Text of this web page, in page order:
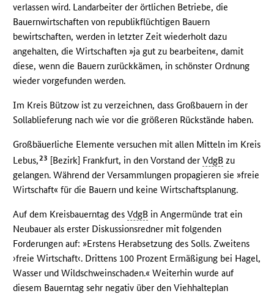
verlassen wird. Landarbeiter der örtlichen Betriebe, die
Bauernwirtschaften von republikflüchtigen Bauern
bewirtschaften, werden in letzter Zeit wiederholt dazu
angehalten, die Wirtschaften »ja gut zu bearbeiten«, damit
diese, wenn die Bauern zurückkämen, in schönster Ordnung
wieder vorgefunden werden.
Im Kreis Bützow ist zu verzeichnen, dass Großbauern in der
Sollablieferung nach wie vor die größeren Rückstände haben.
Großbäuerliche Elemente versuchen mit allen Mitteln im Kreis
Lebus,23 [Bezirk] Frankfurt, in den Vorstand derVdgB zu
gelangen. Während der Versammlungen propagieren sie »freie
Wirtschaft« für die Bauern und keine Wirtschaftsplanung.
Auf dem Kreisbauerntag desVdgB in Angermünde trat ein
Neubauer als erster Diskussionsredner mit folgenden
Forderungen auf: »Erstens Herabsetzung des Solls. Zweitens
›freie Wirtschaft‹. Drittens 100 Prozent Ermäßigung bei Hagel,
Wasser und Wildschweinschaden.« Weiterhin wurde auf
diesem Bauerntag sehr negativ über den Viehhalteplan